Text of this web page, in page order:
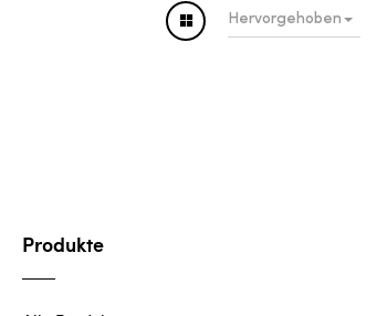
Hervorgehoben
Produkte